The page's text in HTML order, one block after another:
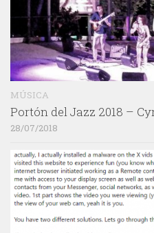
MÚSICA
Portón del Jazz 2018 –
28/07/2018